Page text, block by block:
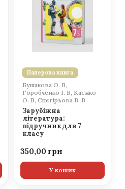
Паперова книга
Бушакова О. В,
Горобченко І. В, Каєнко
О. В, Снєгірьова В. В
Зарубіжна
література:
підручник для 7
класу
350,00
У кошик